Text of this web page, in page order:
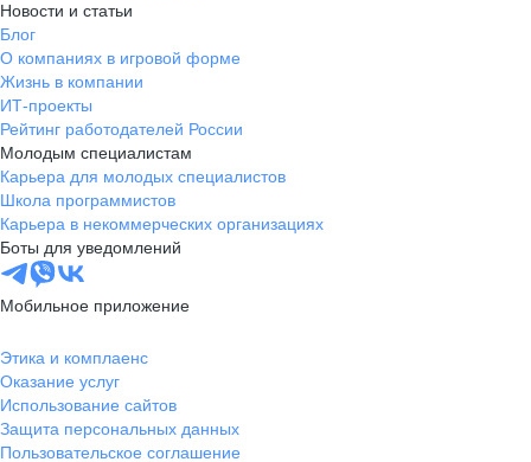
Новости и статьи
Блог
О компаниях в игровой форме
Жизнь в компании
ИТ-проекты
Рейтинг работодателей России
Молодым специалистам
Карьера для молодых специалистов
Школа программистов
Карьера в некоммерческих организациях
Боты для уведомлений
Мобильное приложение
Этика и комплаенс
Оказание услуг
Использование сайтов
Защита персональных данных
Пользовательское соглашение